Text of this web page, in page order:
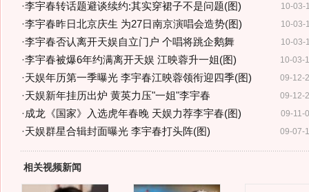
10-03-
·李宇春转话题避谈续约:其实穿裙子不是问题(图)
10-03-
·李宇春昨日北京庆生 为27日南京演唱会造势(图)
10-03-
·李宇春否认离开天娱自立门户 个唱将跳企鹅舞
10-03-
·李宇春被爆6年约满离开天娱 江映蓉升一姐(图)
09-12-
·天娱年历第一季曝光 李宇春江映蓉领衔迎四季(图)
09-12-
·天娱新年挂历出炉 黄英力压"一姐"李宇春
09-11-
·成龙《国家》入选虎年春晚 天娱力荐李宇春(图)
09-07-
·天娱群星合辑封面曝光 李宇春打头阵(图)
相关视频新闻